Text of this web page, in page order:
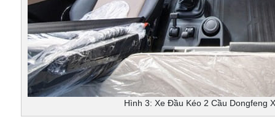
Hình 3: Xe Đầu Kéo 2 Cầu Dongfeng